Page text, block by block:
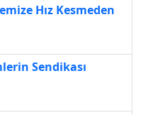
Hız Kesmeden
Sendikası